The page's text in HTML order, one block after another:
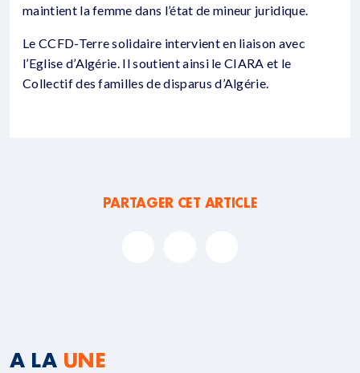
maintient la femme dans l’état de mineur juridique.
Le CCFD-Terre solidaire intervient en liaison avec
l’Eglise d’Algérie. Il soutient ainsi le CIARA et le
Collectif des familles de disparus d’Algérie.
PARTAGER CET ARTICLE
A LA UNE